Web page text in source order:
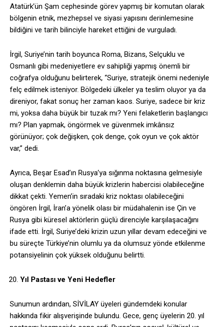
Atatürk’ün Şam cephesinde görev yapmış bir komutan olarak
bölgenin etnik, mezhepsel ve siyasi yapısını derinlemesine
bildiğini ve tarih bilinciyle hareket ettiğini de vurguladı.
İrgil, Suriye’nin tarih boyunca Roma, Bizans, Selçuklu ve
Osmanlı gibi medeniyetlere ev sahipliği yapmış önemli bir
coğrafya olduğunu belirterek, “Suriye, stratejik önemi nedeniyle
felç edilmek isteniyor. Bölgedeki ülkeler ya teslim oluyor ya da
direniyor, fakat sonuç her zaman kaos. Suriye, sadece bir kriz
mi, yoksa daha büyük bir tuzak mı? Yeni felaketlerin başlangıcı
mı? Plan yapmak, öngörmek ve güvenmek imkânsız
görünüyor; çok değişken, çok denge, çok oyun ve çok aktör
var,” dedi.
Ayrıca, Beşar Esad’ın Rusya’ya sığınma noktasına gelmesiyle
oluşan denklemin daha büyük krizlerin habercisi olabileceğine
dikkat çekti. Yemen’in sıradaki kriz noktası olabileceğini
öngören İrgil, İran’a yönelik olası bir müdahalenin ise Çin ve
Rusya gibi küresel aktörlerin güçlü direnciyle karşılaşacağını
ifade etti. İrgil, Suriye’deki krizin uzun yıllar devam edeceğini ve
bu süreçte Türkiye’nin olumlu ya da olumsuz yönde etkilenme
potansiyelinin çok yüksek olduğunu belirtti.
Yıl Pastası ve Yeni Hedefler
Sunumun ardından, SİVİLAY üyeleri gündemdeki konular
hakkında fikir alışverişinde bulundu. Gece, genç üyelerin 20. yıl